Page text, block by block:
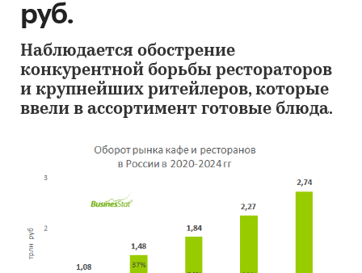
руб.
Наблюдается обострение
конкурентной борьбы рестораторов
и крупнейших ритейлеров, которые
ввели в ассортимент готовые блюда.